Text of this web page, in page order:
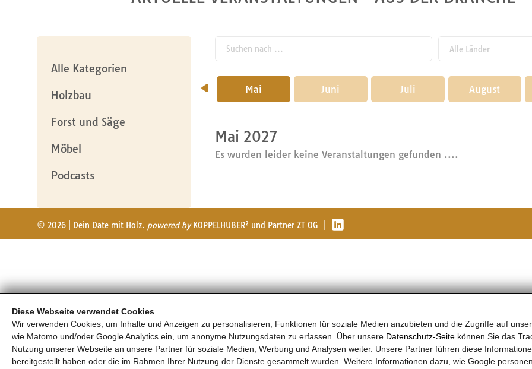
Diese Webseite verwendet Cookies
Wir verwenden Cookies, um Inhalte und Anzeigen zu personalisieren, Funktionen für soziale Medien anzubieten und die Zugriffe auf
wie Matomo und/oder Google Analytics ein, um anonyme Nutzungsdaten zu erfassen. Über unsere Datenschutz-Seite können Sie das
Nutzung unserer Webseite an unsere Partner für soziale Medien, Werbung und Analysen weiter. Unsere Partner führen diese
bereitgestellt haben oder die im Rahmen Ihrer Nutzung der Dienste gesammelt wurden. Weitere Informationen dazu, wie Google
Alle Kategorien
Holzbau
Forst und Säge
Möbel
Podcasts
Suchen nach ...
pw_l
Mai Juni Juli August
Mai 2027
Es wurden leider keine Veranstaltungen gefunden ....
© 2026 | Dein Date mit Holz. powered by KOPPELHUBER² und Partner ZT OG